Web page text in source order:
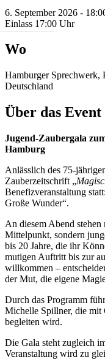
6. September 2026 -
Einlass 17:00 Uhr
Wo
Hamburger Sprechwerk,
Deutschland
Über das Event
Jugend-Zaubergala
Hamburg
Anlässlich des 75-
Zauberzeitschrift „
Benefizveranstaltung
Große Wunder“.
An diesem Abend stehen
Mittelpunkt, sondern
bis 20 Jahre, die ihr
mutigen Auftritt bis zur
willkommen –
der Mut, die eigene
Durch das Programm
Michelle Spillner, die mit
begleiten wird.
Die Gala steht zugleich
Veranstaltung wird zu